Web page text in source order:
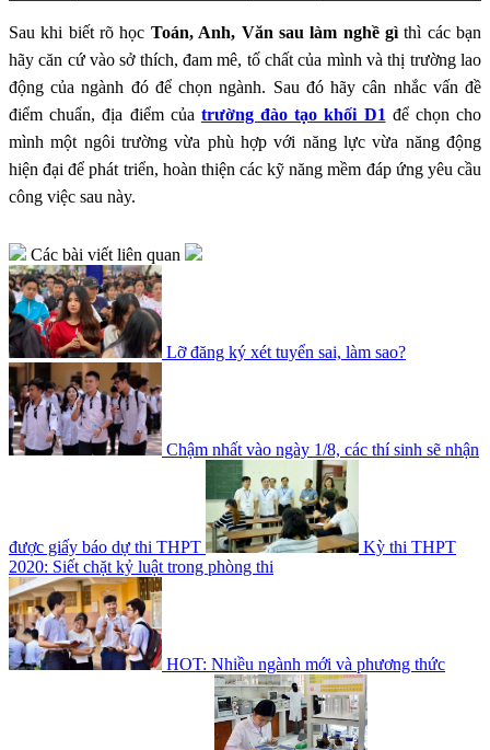
Sau khi biết rõ học Toán, Anh, Văn sau làm nghề gìthì các bạn
hãy căn cứ vào sở thích, đam mê, tố chất của mình và thị trường lao
động của ngành đó để chọn ngành. Sau đó hãy cân nhắc vấn đề
điểm chuẩn, địa điểm của trường đào tạo khối D1 để chọn cho
mình một ngôi trường vừa phù hợp với năng lực vừa năng động
hiện đại để phát triển, hoàn thiện các kỹ năng mềm đáp ứng yêu cầu
công việc sau này.
Các bài viết liên quan
Lỡ đăng ký xét tuyển sai, làm sao?
Chậm nhất vào ngày 1/8, các thí sinh sẽ nhận
được giấy báo dự thi THPT
Kỳ thi THPT
2020: Siết chặt kỷ luật trong phòng thi
HOT: Nhiều ngành mới và phương thức